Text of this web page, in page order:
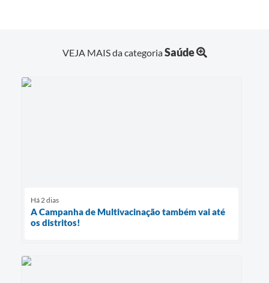
VEJA MAIS da categoriaSaúde
Há 2 dias
A Campanha de Multivacinação também vai até
os distritos!